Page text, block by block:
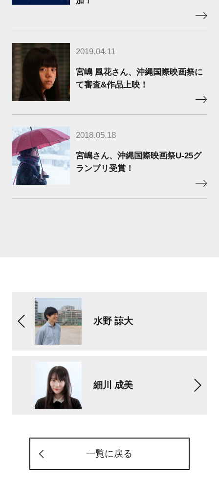
宮嶋 風花さん、沖縄国際映画祭に
て審査&作品上映！
2019.04.11
宮嶋さん、沖縄国際映画祭U-25グ
ランプリ受賞！
2018.05.18
水野 諒大
細川 成美
一覧に戻る